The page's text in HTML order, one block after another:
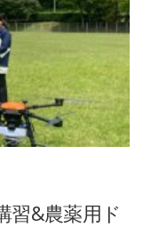
習&農薬用ド